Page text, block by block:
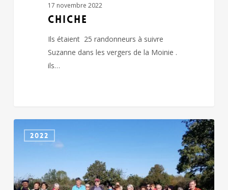
17 novembre 2022
CHICHE
Ils étaient 25 randonneurs à suivre
Suzanne dans les vergers de la Moinie .
ils…
L’ABBESSE
2022